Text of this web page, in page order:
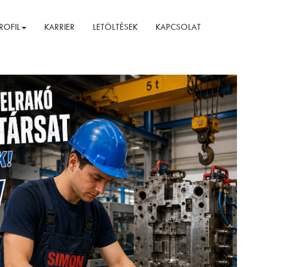
KARRIER LETÖLTÉSEK KAPCSOLAT